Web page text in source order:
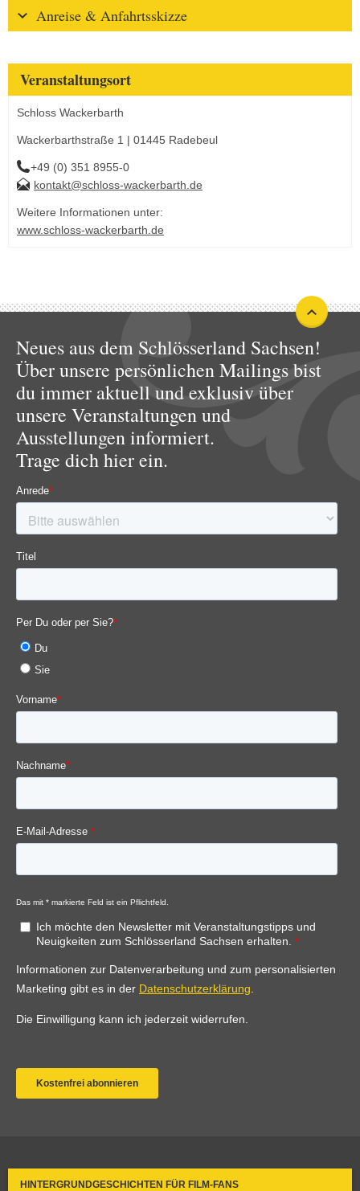
Anreise & Anfahrtsskizze
Veranstaltungsort
Schloss Wackerbarth
Wackerbarthstraße 1 | 01445 Radebeul
+49 (0) 351 8955-0
kontakt@schloss-wackerbarth.de
Weitere Informationen unter:
www.schloss-wackerbarth.de
Neues aus dem Schlösserland Sachsen!
Über unsere persönlichen Mailings bist
du immer aktuell und exklusiv über
unsere Veranstaltungen und
Ausstellungen informiert.
Trage dich hier ein.
HINTERGRUNDGESCHICHTEN FÜR FILM-FANS